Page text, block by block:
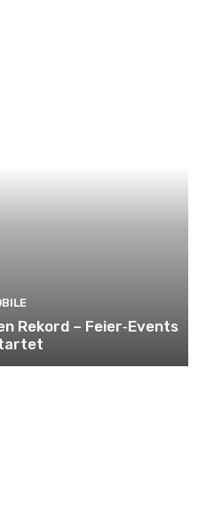
Rekord – Feier‑Events